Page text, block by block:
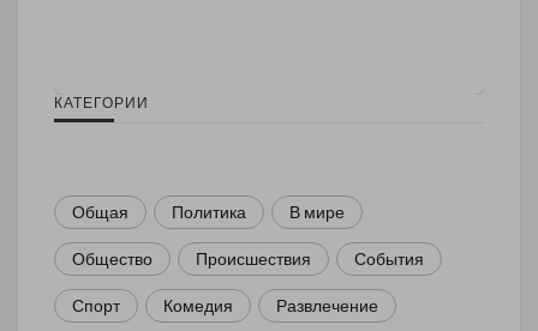
КАТЕГОРИИ
Общая Политика В мире
Общество Происшествия События
Спорт Комедия Развлечение